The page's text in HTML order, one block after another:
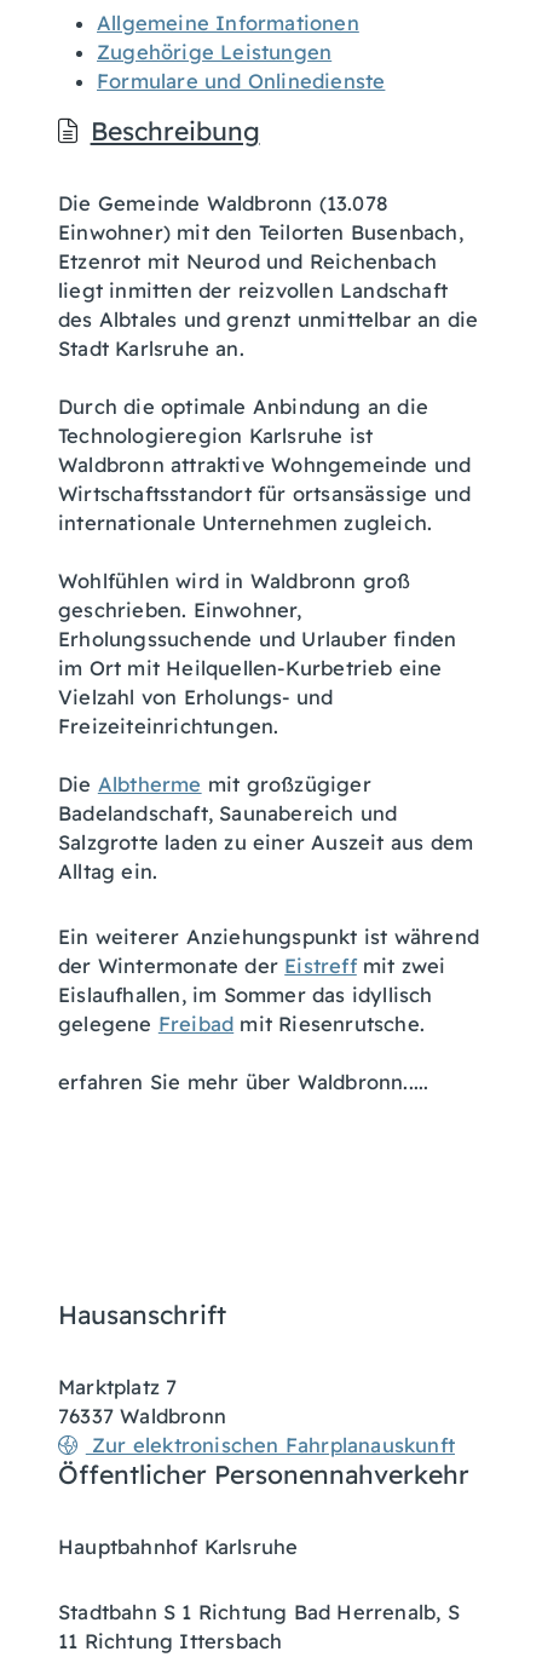
Allgemeine Informationen
Zugehörige Leistungen
Formulare und Onlinedienste
Beschreibung
Die Gemeinde Waldbronn (13.078
Einwohner) mit den Teilorten Busenbach,
Etzenrot mit Neurod und Reichenbach
liegt inmitten der reizvollen Landschaft
des Albtales und grenzt unmittelbar an die
Stadt Karlsruhe an.
Durch die optimale Anbindung an die
Technologieregion Karlsruhe ist
Waldbronn attraktive Wohngemeinde und
Wirtschaftsstandort für ortsansässige und
internationale Unternehmen zugleich.
Wohlfühlen wird in Waldbronn groß
geschrieben. Einwohner,
Erholungssuchende und Urlauber finden
im Ort mit Heilquellen-Kurbetrieb eine
Vielzahl von Erholungs- und
Freizeiteinrichtungen.
Die Albtherme mit großzügiger
Badelandschaft, Saunabereich und
Salzgrotte laden zu einer Auszeit aus dem
Alltag ein.
Ein weiterer Anziehungspunkt ist während
der Wintermonate der Eistreffmit zwei
Eislaufhallen, im Sommer das idyllisch
gelegene Freibad mit Riesenrutsche.
erfahren Sie mehr über Waldbronn.....
Hausanschrift
Marktplatz 7
76337 Waldbronn
Zur elektronischen Fahrplanauskunft
Öffentlicher Personennahverkehr
Hauptbahnhof Karlsruhe
Stadtbahn S 1 Richtung Bad Herrenalb, S
11 Richtung Ittersbach